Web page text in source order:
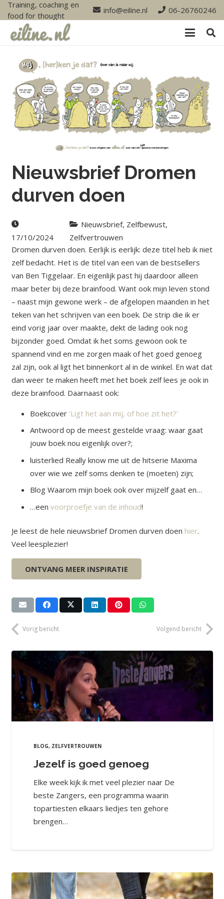
Training, coaching en
food for thought
info@eiline.nl 06-26760246
Nieuwsbrief Dromen
durven doen
17/10/2024
Nieuwsbrief, Zelfbewust,
Zelfvertrouwen
Dromen durven doen. Eerlijk is eerlijk: deze titel heb ik niet
zelf bedacht. Het is de titel van een van de bestsellers
van Ben Tiggelaar. En eigenlijk past hij daardoor alleen
maar beter bij deze brainfood. Want ook mijn leven stond
– naast mijn gewone werk – de afgelopen maanden in het
teken van het schrijven van een boek. De strip die ik er
eind vorig jaar over maakte, dekt de lading ook nog
bijzonder goed. Omdat ik het soms gewoon ook te
spannend vind en me zorgen maak of het goed genoeg
zal zijn, ook al ligt het binnenkort al in de winkel. En wat dat
dan weer te maken heeft met het boek zelf lees je ook in
deze brainfood. Daarnaast ook:
Boekcover ‘Ligt het aan mij, of hoe zit het?’
Antwoord op de meest gestelde vraag: waar gaat
jouw boek nou eigenlijk over?;
luisterlied Really know me uit de hitserie Maxima
over wie we zelf soms denken te (moeten) zijn;
Blog Waarom mijn boek ook over mijzelf gaat en…
…een voorproefje van de inhoud!
Je leest de hele nieuwsbrief Dromen durven doen hier.
Veel leesplezier!
Groet, Eiline
ONTVANG MEER INSPIRATIE
Vorig bericht Volgend bericht
BLOG, ZELFVERTROUWEN
Jezelf is goed genoeg
Elke week kijk ik met veel plezier naar De
beste Zangers, een programma waarin
topartiesten elkaars liedjes ten gehore
brengen…